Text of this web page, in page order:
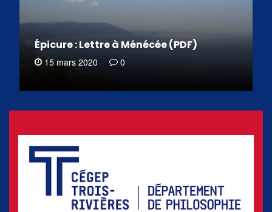
Épicure : Lettre à Ménécée (PDF)
15 mars 2020 0